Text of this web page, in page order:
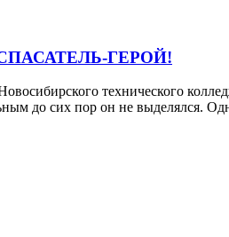
ГЕРОЙ!
технического
до сих пор он не выделялся.